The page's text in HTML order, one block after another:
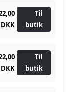
DKK
Til
butik
DKK
Til
butik